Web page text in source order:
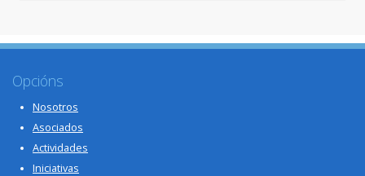
Opcións
Nosotros
Asociados
Actividades
Iniciativas